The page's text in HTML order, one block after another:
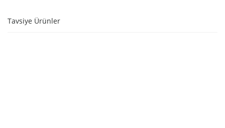
Tavsiye Ürünler